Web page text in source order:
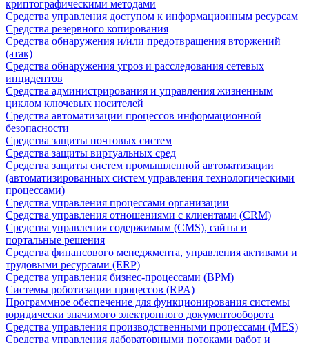
криптографическими методами
Средства управления доступом к информационным ресурсам
Средства резервного копирования
Средства обнаружения и/или предотвращения вторжений
(атак)
Средства обнаружения угроз и расследования сетевых
инцидентов
Средства администрирования и управления жизненным
циклом ключевых носителей
Средства автоматизации процессов информационной
безопасности
Средства защиты почтовых систем
Средства защиты виртуальных сред
Средства защиты систем промышленной автоматизации
(автоматизированных систем управления технологическими
процессами)
Средства управления процессами организации
Средства управления отношениями с клиентами (CRM)
Средства управления содержимым (CMS), сайты и
портальные решения
Средства финансового менеджмента, управления активами и
трудовыми ресурсами (ERP)
Средства управления бизнес-процессами (BPM)
Системы роботизации процессов (RPA)
Программное обеспечение для функционирования системы
юридически значимого электронного документооборота
Средства управления производственными процессами (MES)
Средства управления лабораторными потоками работ и